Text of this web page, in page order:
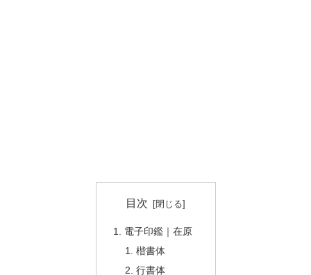
目次
電子印鑑｜在原
楷書体
行書体